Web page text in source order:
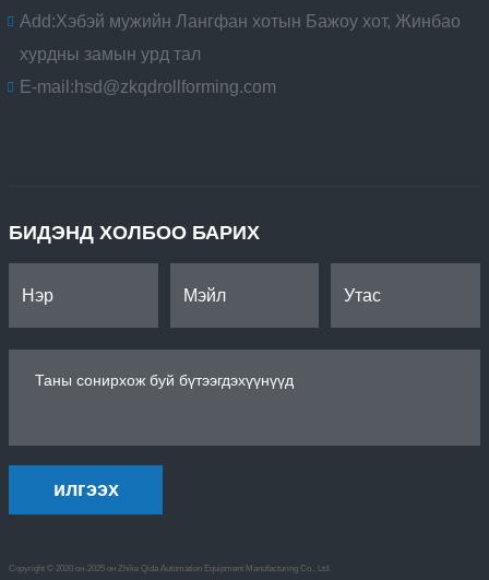
Add:Хэбэй мужийн Лангфан хотын Бажоу хот, Жинбао
хурдны замын урд тал
E-mail: hsd@zkqdrollforming.com
БИДЭНД ХОЛБОО БАРИХ
илгээх
Copyright © 2020 он-2025 он Zhike Qida Automation Equipment Manufacturing Co., Ltd.